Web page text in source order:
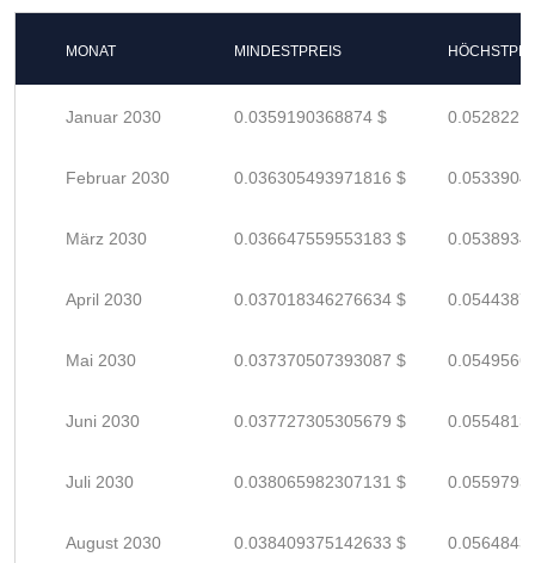
MONAT MINDESTPREIS
Januar 2030 0.0359190368874 $
Februar 2030 0.036305493971816 $
März 2030 0.036647559553183 $
April 2030 0.037018346276634 $
Mai 2030 0.037370507393087 $
Juni 2030 0.037727305305679 $
Juli 2030 0.038065982307131 $
August 2030 0.038409375142633 $